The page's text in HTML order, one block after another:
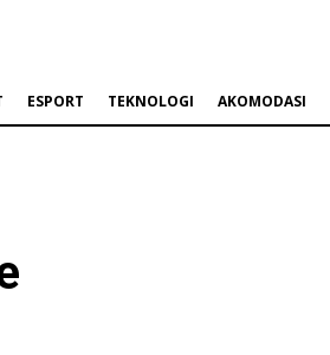
ESPORT TEKNOLOGI AKOMODASI